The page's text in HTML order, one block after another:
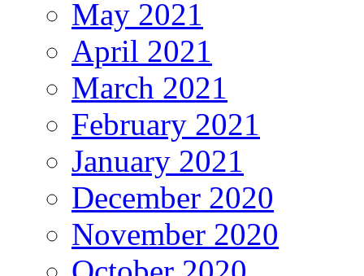
May 2021
April 2021
March 2021
February 2021
January 2021
December 2020
November 2020